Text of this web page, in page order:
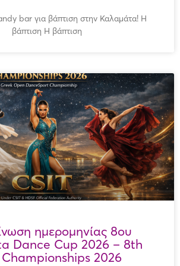
bar για βάπτιση στην Καλαμάτα! Η
βάπτιση Η βάπτιση
ημερομηνίας 8ου
Dance Cup 2026 – 8th
2026